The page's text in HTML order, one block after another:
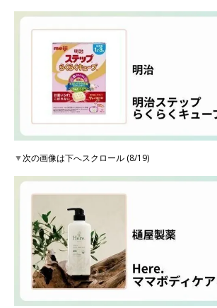
▼次の画像は下へスクロール (8/19)